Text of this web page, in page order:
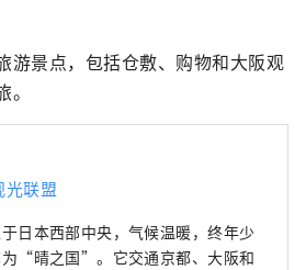
游景点，包括仓敷、购物和大阪观
光联盟
日本西部中央，气候温暖，终年少
“晴之国”。它交通京都、大阪和